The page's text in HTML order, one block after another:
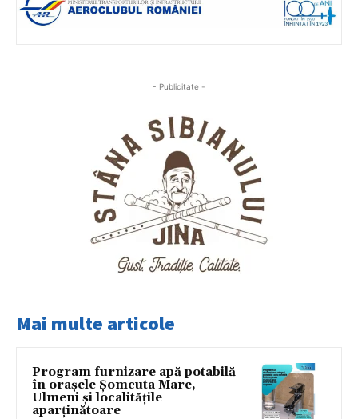
- Publicitate -
Mai multe articole
Program furnizare apă potabilă
în orașele Șomcuta Mare,
Ulmeni și localitățile
aparținătoare